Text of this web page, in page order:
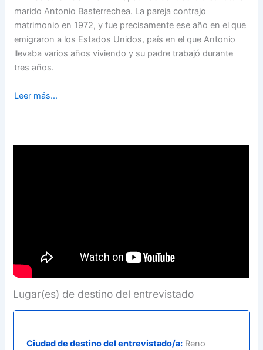
marido Antonio Basterrechea. La pareja contrajo
matrimonio en 1972, y fue precisamente ese año en el que
emigraron a los Estados Unidos, país en el que Antonio
llevaba varios años viviendo y su padre trabajó durante
tres años.
Leer más...
Lugar(es) de destino del entrevistado
Ciudad de destino del entrevistado/a: Reno